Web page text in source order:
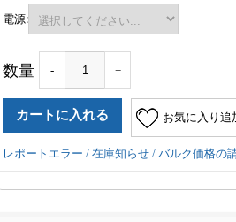
電源:
数量 - +
お気に入り追
レポートエラー / 在庫知らせ / バルク価格の